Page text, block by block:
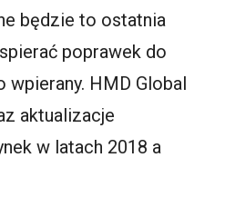
będzie to ostatnia
poprawek do
wpierany. HMD Global
aktualizacje
w latach 2018 a